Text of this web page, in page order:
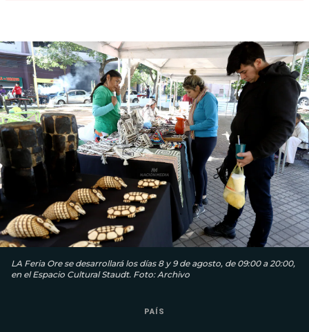
LA Feria Ore se desarrollará los días 8 y 9 de agosto, de 09:00 a 20:00,
en el Espacio Cultural Staudt. Foto: Archivo
PAÍS